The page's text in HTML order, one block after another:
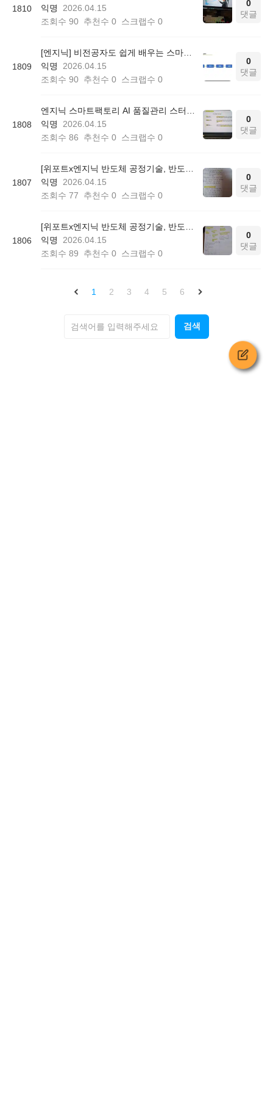
1810 익명
2026.04.15
조회수 90 추천수 0 스크랩수 0
0
댓글
1809
[엔지닉] 비전공자도 쉽게 배우는 스마트팩토리 AI 품질관리 3일완성 온라인 무료스터디 후기
익명
2026.04.15
조회수 90 추천수 0 스크랩수 0
0
댓글
1808
엔지닉 스마트팩토리 AI 품질관리 스터디 50기 참여후기
익명
2026.04.15
조회수 86 추천수 0 스크랩수 0
0
댓글
1807
[위포트x엔지닉 반도체 공정기술, 반도체 공정설계] 위포트 반도체 빡공 스터디 3일차
익명
2026.04.15
조회수 77 추천수 0 스크랩수 0
0
댓글
1806
[위포트x엔지닉 반도체 공정기술, 반도체 공정설계] 위포트 반도체 빡공스터디 2일차
익명
2026.04.15
조회수 89 추천수 0 스크랩수 0
0
댓글
1 2 3 4 5 6
검색